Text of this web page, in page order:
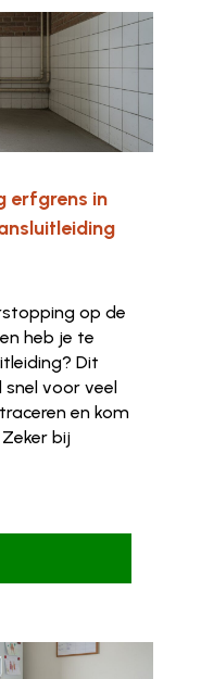
erfgrens in
op de
heb je te
Dit
voor veel
en kom
bij